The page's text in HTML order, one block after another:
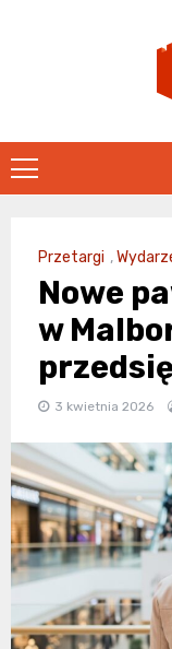
Przetargi ,
Nowe
w
3 kwietnia 2026